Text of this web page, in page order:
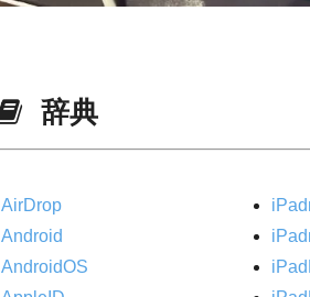
辞典
AirDrop
Android
AndroidOS